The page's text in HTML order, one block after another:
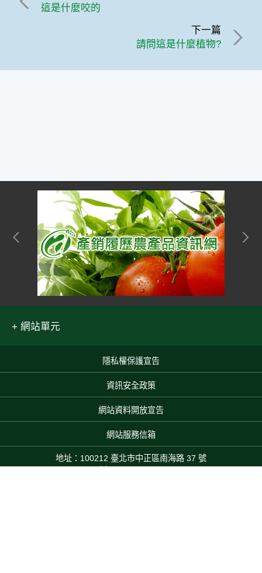
這是什麼咬的
下一篇
請問這是什麼植物?
網站單元
隱私權保護宣告
資訊安全政策
網站資料開放宣告
網站服務信箱
地址：100212 臺北市中正區南海路 37 號